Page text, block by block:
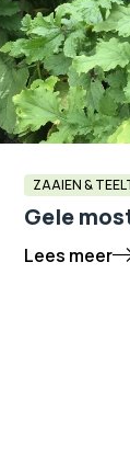
ZAAIEN &
Gele
Lees meer